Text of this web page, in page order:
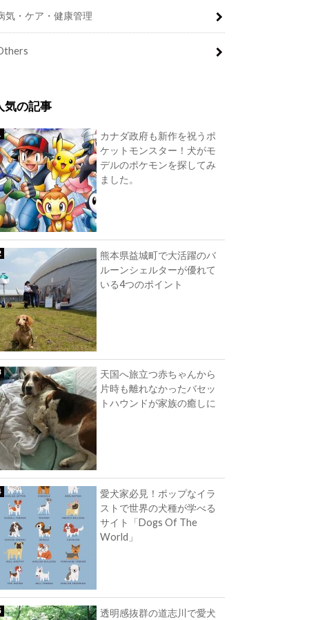
気・ケア・健康管理
気の記事
カナダ政府も新作を祝うポ
ケットモンスター！犬がモ
デルのポケモンを探してみ
ました。
熊本県益城町で大活躍のバ
ルーンシェルターが優れて
いる4つのポイント
天国へ旅立つ赤ちゃんから
片時も離れなかったバセッ
トハウンドが家族の癒しに
愛犬家必見！ポップなイラ
ストで世界の犬種が学べる
サイト「Dogs Of The
World」
透明感抜群の道志川で愛犬